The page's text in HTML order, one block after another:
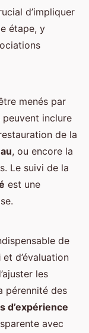
d’impliquer
étape, y
menés par
peuvent inclure
de la
, ou encore la
Le suivi de la
est une
de
et d’évaluation
les
pérennité des
d’expérience
avec